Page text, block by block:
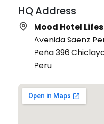
HQ Address
Mood Hotel
Avenida Saenz
Peña 396
Peru